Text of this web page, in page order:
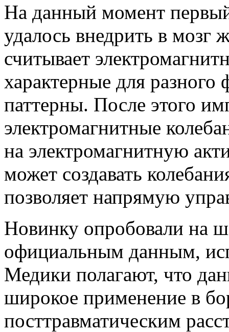
На данный момент
удалось внедрить в мозг
считывает
характерные для разного
паттерны. После этого
электромагнитные
на электромагнитную
может создавать
позволяет напрямую
Новинку опробовали на
официальным данным,
Медики полагают, что
широкое применение в
посттравматическим